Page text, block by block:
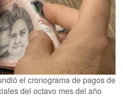
el cronograma de pagos de
del octavo mes del año